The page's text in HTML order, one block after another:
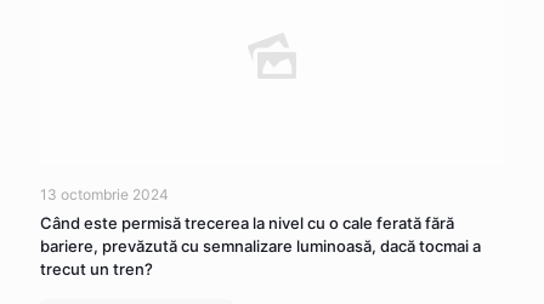
13 octombrie 2024
Când este permisă trecerea la nivel cu o cale ferată fără
bariere, prevăzută cu semnalizare luminoasă, dacă tocmai a
trecut un tren?